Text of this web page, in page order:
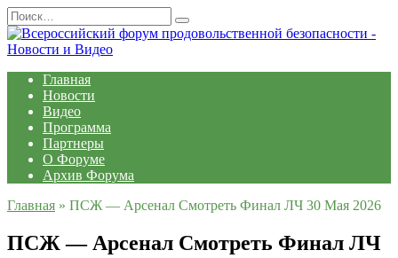
Перейти
к
содержанию
Search
for:
Главная
Новости
Видео
Программа
Партнеры
О Форуме
Архив Форума
Главная » ПСЖ — Арсенал Смотреть Финал ЛЧ 30 Мая 2026
ПСЖ — Арсенал Смотреть Финал ЛЧ